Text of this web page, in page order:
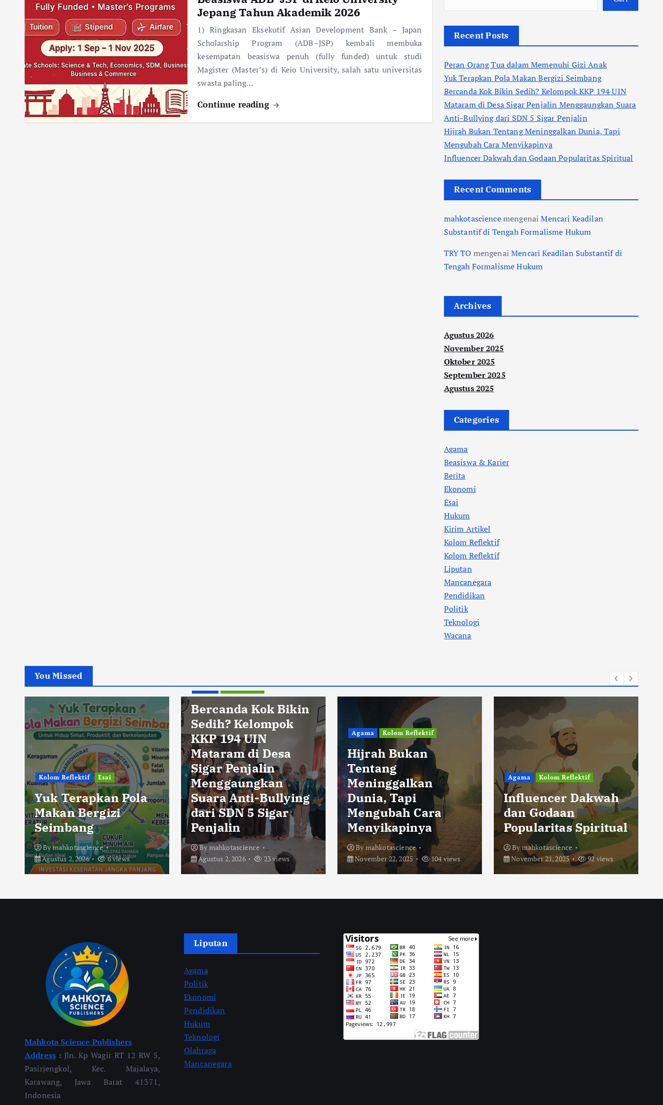
Jepang Tahun Akademik 2026
1) Ringkasan Eksekutif Asian Development Bank – Japan
Scholarship Program (ADB–JSP) kembali membuka
kesempatan beasiswa penuh (fully funded) untuk studi
Magister (Master’s) di Keio University, salah satu universitas
swasta paling…
Continue reading
Recent Posts
Peran Orang Tua dalam Memenuhi Gizi Anak
Yuk Terapkan Pola Makan Bergizi Seimbang
Bercanda Kok Bikin Sedih? Kelompok KKP 194 UIN
Mataram di Desa Sigar Penjalin Menggaungkan Suara
Anti-Bullying dari SDN 5 Sigar Penjalin
Hijrah Bukan Tentang Meninggalkan Dunia, Tapi
Mengubah Cara Menyikapinya
Influencer Dakwah dan Godaan Popularitas Spiritual
Recent Comments
mahkotasciencemengenaiMencari Keadilan
Substantif di Tengah Formalisme Hukum
TRY TO mengenaiMencari Keadilan Substantif di
Tengah Formalisme Hukum
Archives
Agustus 2026
November 2025
Oktober 2025
September 2025
Agustus 2025
Categories
Agama
Beasiswa & Karier
Berita
Ekonomi
Esai
Hukum
Kirim Artikel
Kolom Reflektif
Kolom Reflektif
Liputan
Mancanegara
Pendidikan
Politik
Teknologi
Wacana
You Missed
Kolom Reflektif Esai
Yuk Terapkan Pola
Makan Bergizi
Seimbang
Bymahkotascience
Agustus 2, 2026
6 views
Berita Pendidikan
Bercanda Kok Bikin
Sedih? Kelompok
KKP 194 UIN
Mataram di Desa
Sigar Penjalin
Menggaungkan
Suara Anti-Bullying
dari SDN 5 Sigar
Penjalin
By mahkotascience
Agustus 2, 2026
23 views
Agama Kolom Reflektif
Hijrah Bukan
Tentang
Meninggalkan
Dunia, Tapi
Mengubah Cara
Menyikapinya
By mahkotascience
November 22, 2025
104 views
Agama Kolom Reflektif
Influencer Dakwah
dan Godaan
Popularitas Spiritual
Bymahkotascience
November 21, 2025
92 views
Mahkota Science Publishers
Address : Jln. Kp Wagir RT 12 RW 5,
Pasirjengkol, Kec. Majalaya,
Karawang, Jawa Barat 41371,
Indonesia
Liputan
Agama
Politik
Ekonomi
Pendidikan
Hukum
Teknologi
Olahraga
Mancanegara